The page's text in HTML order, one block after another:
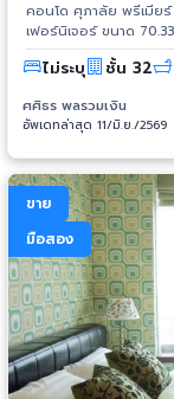
คอนโด ศุภาลัย พรีเมีย
เฟอร์นิเจอร์ ขนาด
เพชรบุรี เขตราชเทวี ใ
รถไฟฟ้า BTS สถานีรถไฟฟ้า ร
สะดวกในโครงครบครั
ลิฟท์โดยสาร, ที่จอดรถ, ประตูคี
เคียง ใกล้รถไฟฟ้า BTS
มิชชั่น ประมาณ 850 เมต
พันธ์ทิพย์พลาซ่า ประมาณ 1.5 กม. กระทรวงต่างประเทศ
โบ้เบ้ ประมาณ 1.6 กม. โรงพยาบาลรามาธิบดี ประมาณ 1.8 กม. ทำเนียบรัฐบาล
ประมาณ 1.8 กม. ห้างสรรพสินค้าสยามพารากอน ประมาณ 2.2 กม. โรงพยาบาล
พญาไท 1 ประมาณ 2.2 กม. โรงเรียนเตรียมอุดมศึกษา ประมาณ
ไม่ระบุ ชั้น 32
ศศิธร พลรวมเงิน
อัพเดทล่าสุด 11/มิ.ย./2569
ขาย
มือสอง